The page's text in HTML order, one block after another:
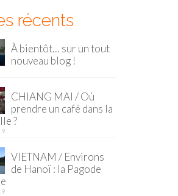
récents
À bientôt… sur un tout
nouveau blog !
CHIANG MAI / Où
prendre un café dans la
?
VIETNAM / Environs
de Hanoï : la Pagode